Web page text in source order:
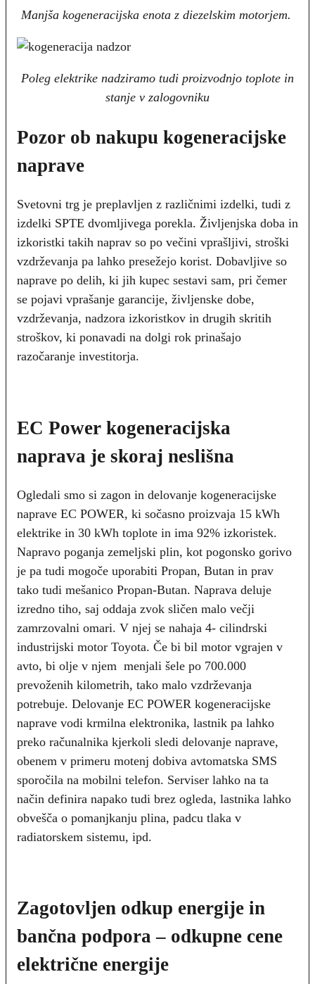
Manjša kogeneracijska enota z diezelskim motorjem.
Poleg elektrike nadziramo tudi proizvodnjo toplote in
stanje v zalogovniku
Pozor ob nakupu kogeneracijske
naprave
Svetovni trg je preplavljen z različnimi izdelki, tudi z
izdelki SPTE dvomljivega porekla. Življenjska doba in
izkoristki takih naprav so po večini vprašljivi, stroški
vzdrževanja pa lahko presežejo korist. Dobavljive so
naprave po delih, ki jih kupec sestavi sam, pri čemer
se pojavi vprašanje garancije, življenske dobe,
vzdrževanja, nadzora izkoristkov in drugih skritih
stroškov, ki ponavadi na dolgi rok prinašajo
razočaranje investitorja.
EC Power kogeneracijska
naprava je skoraj neslišna
Ogledali smo si zagon in delovanje kogeneracijske
naprave EC POWER, ki sočasno proizvaja 15 kWh
elektrike in 30 kWh toplote in ima 92% izkoristek.
Napravo poganja zemeljski plin, kot pogonsko gorivo
je pa tudi mogoče uporabiti Propan, Butan in prav
tako tudi mešanico Propan-Butan. Naprava deluje
izredno tiho, saj oddaja zvok sličen malo večji
zamrzovalni omari. V njej se nahaja 4- cilindrski
industrijski motor Toyota. Če bi bil motor vgrajen v
avto, bi olje v njem menjali šele po 700.000
prevoženih kilometrih, tako malo vzdrževanja
potrebuje. Delovanje EC POWER kogeneracijske
naprave vodi krmilna elektronika, lastnik pa lahko
preko računalnika kjerkoli sledi delovanje naprave,
obenem v primeru motenj dobiva avtomatska SMS
sporočila na mobilni telefon. Serviser lahko na ta
način definira napako tudi brez ogleda, lastnika lahko
obvešča o pomanjkanju plina, padcu tlaka v
radiatorskem sistemu, ipd.
Zagotovljen odkup energije in
bančna podpora – odkupne cene
električne energije